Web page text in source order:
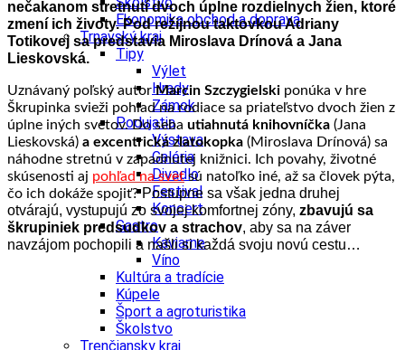
Ekonomika obchod a doprava
Trnavský kraj
Tipy
Výlet
Hrady
Zámok
Podujatia
Výstava
Galéria
Divadlo
Festival
Koncert
Gastro
Kaviarne
Víno
Kultúra a tradície
Kúpele
Šport a agroturistika
Školstvo
Trenčiansky kraj
nečakanom stretnutí dvoch úplne rozdielnych žien, ktoré
zmení ich životy. Pod režijnou taktovkou Adriany
Totikovej sa predstavia Miroslava Drínová a Jana
Lieskovská.
Uznávaný poľský autorMarcin Szczygielski ponúka v hre
Škrupinka svieži pohľad na rodiace sa priateľstvo dvoch žien z
úplne iných svetov. Do seba utiahnutá knihovníčka (Jana
Lieskovská) a excentrická zlatokopka (Miroslava Drínová) sa
náhodne stretnú v zapadnutej knižnici. Ich povahy, životné
skúsenosti aj pohľad na svetsú natoľko iné, až sa človek pýta,
čo ich dokáže spojiť?Postupne sa však jedna druhej
otvárajú, vystupujú zo svojej komfortnej zóny, zbavujú sa
škrupiniek predsudkov a strachov, aby sa na záver
navzájom pochopili a našli si každá svoju novú cestu…